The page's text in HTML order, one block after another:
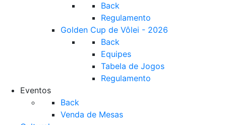
Back
Regulamento
Golden Cup de Vôlei - 2026
Back
Equipes
Tabela de Jogos
Regulamento
Eventos
Back
Venda de Mesas